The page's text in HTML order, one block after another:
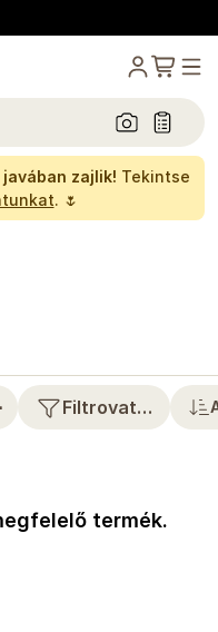
zajlik! Tekintse
. 🌷
Filtrovat…
termék.